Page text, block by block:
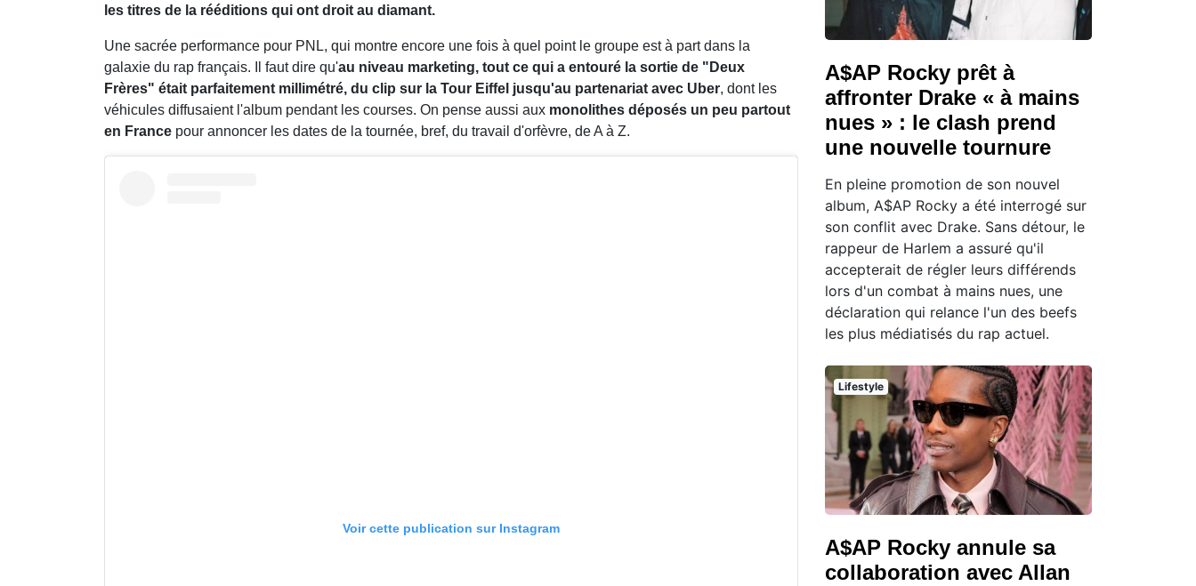
les titres de la rééditions qui ont droit au diamant.
Une sacrée performance pour PNL, qui montre encore une fois à quel point le groupe est à part dans la
galaxie du rap français. Il faut dire qu'au niveau marketing, tout ce qui a entouré la sortie de "Deux
Frères" était parfaitement millimétré, du clip sur la Tour Eiffel jusqu'au partenariat avec Uber, dont les
véhicules diffusaient l'album pendant les courses. On pense aussi aux monolithes déposés un peu partout
en France pour annoncer les dates de la tournée, bref, du travail d'orfèvre, de A à Z.
Voir cette publication sur Instagram
A$AP Rocky prêt à
affronter Drake « à mains
nues » : le clash prend
une nouvelle tournure
En pleine promotion de son nouvel
album, A$AP Rocky a été interrogé sur
son conflit avec Drake. Sans détour, le
rappeur de Harlem a assuré qu'il
accepterait de régler leurs différends
lors d'un combat à mains nues, une
déclaration qui relance l'un des beefs
les plus médiatisés du rap actuel.
Lifestyle
A$AP Rocky annule sa
collaboration avec Allan